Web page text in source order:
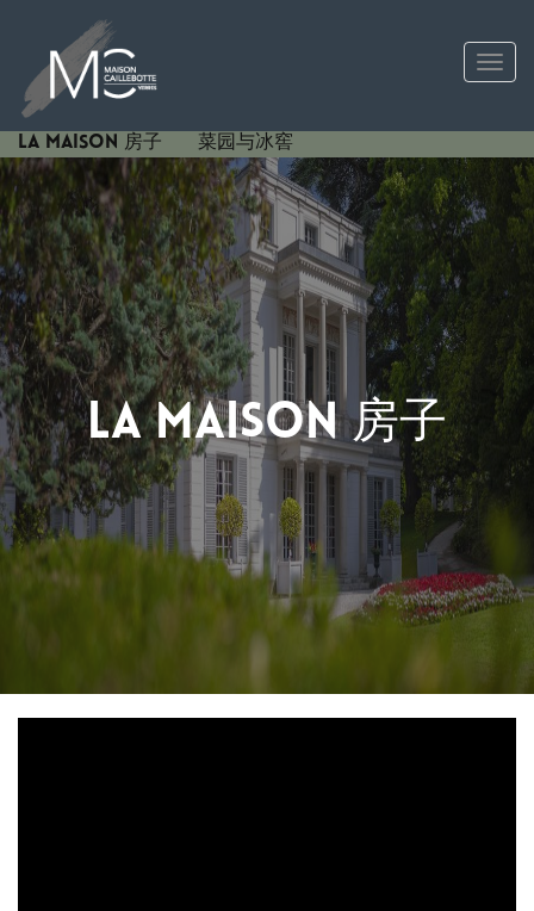
La maison 房子 菜园与冰窖
La maison 房子